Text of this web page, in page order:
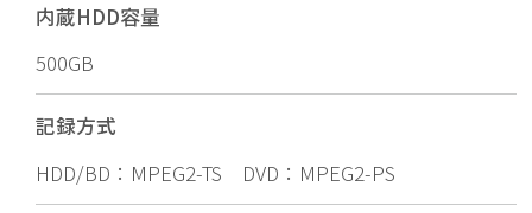
内蔵HDD容量
500GB
記録方式
HDD/BD：MPEG2-TS DVD：MPEG2-PS